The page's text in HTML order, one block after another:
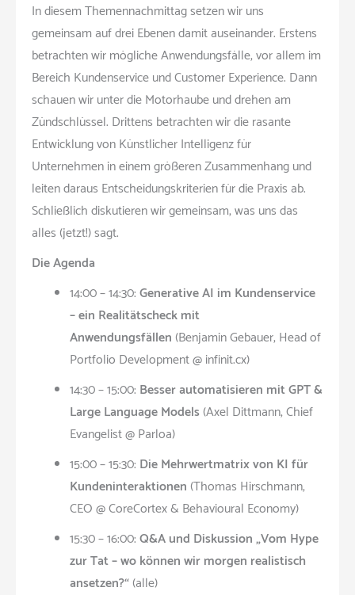
In diesem Themennachmittag setzen wir uns
gemeinsam auf drei Ebenen damit auseinander. Erstens
betrachten wir mögliche Anwendungsfälle, vor allem im
Bereich Kundenservice und Customer Experience. Dann
schauen wir unter die Motorhaube und drehen am
Zündschlüssel. Drittens betrachten wir die rasante
Entwicklung von Künstlicher Intelligenz für
Unternehmen in einem größeren Zusammenhang und
leiten daraus Entscheidungskriterien für die Praxis ab.
Schließlich diskutieren wir gemeinsam, was uns das
alles (jetzt!) sagt.
Die Agenda
14:00 – 14:30:Generative AI im Kundenservice
– ein Realitätscheck mit
Anwendungsfällen (Benjamin Gebauer, Head of
Portfolio Development @ infinit.cx)
14:30 – 15:00: Besser automatisieren mit GPT &
Large Language Models(Axel Dittmann, Chief
Evangelist @ Parloa)
15:00 – 15:30: Die Mehrwertmatrix von KI für
Kundeninteraktionen (Thomas Hirschmann,
CEO @ CoreCortex & Behavioural Economy)
15:30 – 16:00:Q&A und Diskussion „Vom Hype
zur Tat – wo können wir morgen realistisch
ansetzen?“(alle)